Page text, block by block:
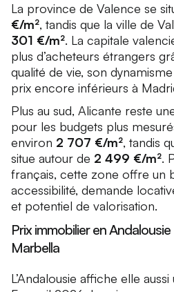
La province de Valence se
€/m², tandis que la ville de
301 €/m². La capitale
plus d’acheteurs étrangers
qualité de vie, son
prix encore inférieurs à
Plus au sud, Alicante reste
pour les budgets plus
environ 2 707 €/m², tandis
situe autour de 2 499 €/m².
français, cette zone offre un
accessibilité, demande
et potentiel de valorisation.
Prix immobilier en
Marbella
L’Andalousie affiche elle